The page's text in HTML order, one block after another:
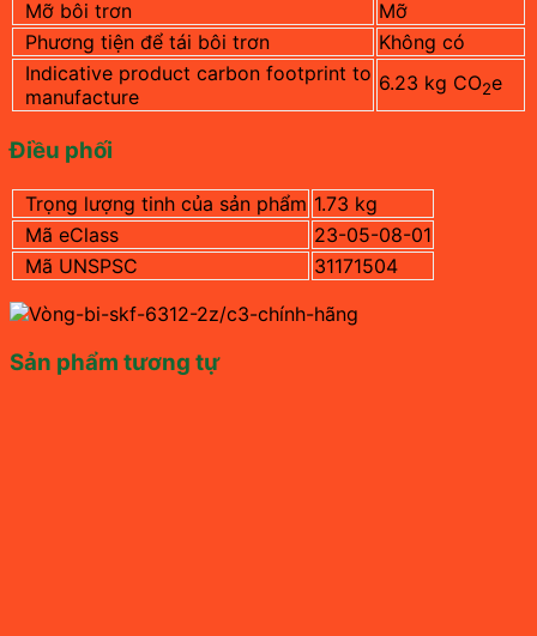
Mỡ bôi trơn
Mỡ
Phương tiện để tái bôi trơn
Không có
Indicative product carbon footprint to
manufacture
6.23 kg CO2e
Điều phối
Trọng lượng tinh của sản phẩm 1.73 kg
Mã eClass
23-05-08-01
Mã UNSPSC
31171504
Sản phẩm tương tự